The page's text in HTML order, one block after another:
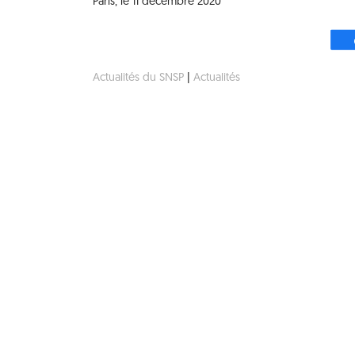
Actualités du SNSP Actualités